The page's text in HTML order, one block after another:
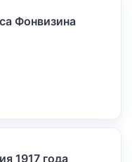
Фонвизина
1917 года